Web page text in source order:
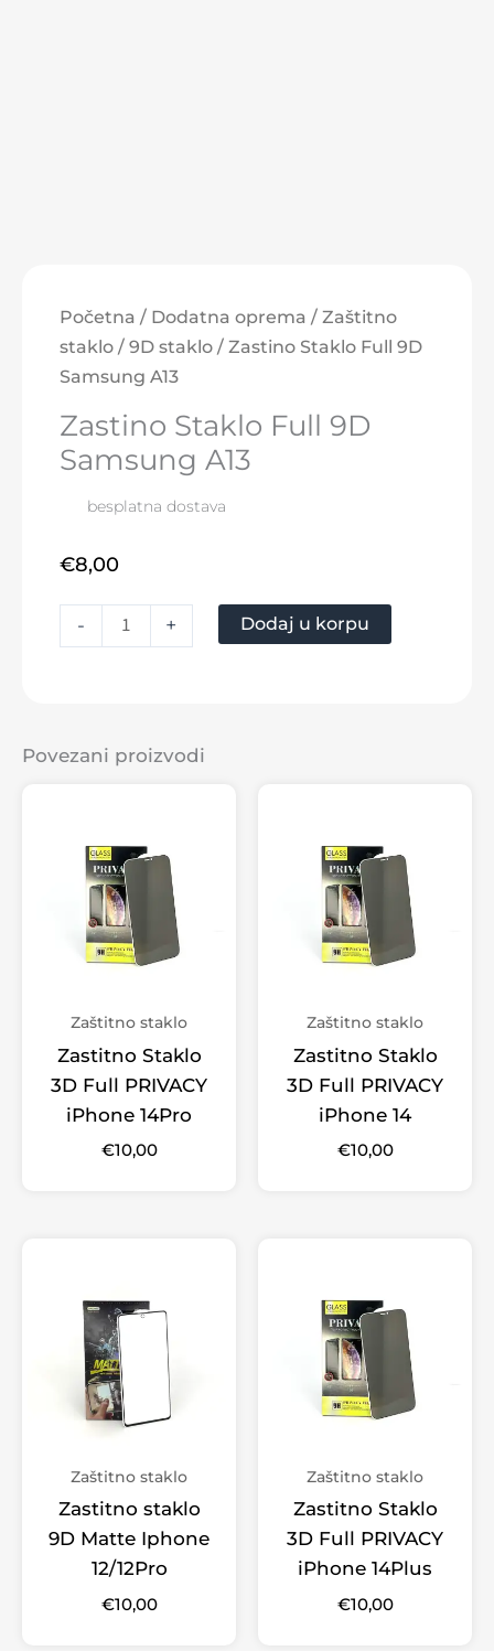
Početna / Dodatna oprema / Zaštitno
staklo / 9D staklo / Zastino Staklo Full 9D
Samsung A13
Zastino Staklo Full 9D
Samsung A13
besplatna dostava
€8,00
-
Staklo
Full
9D
A13
količina
+ Dodaj u korpu
Povezani proizvodi
Zaštitno staklo
Zastitno Staklo
3D Full PRIVACY
iPhone 14Pro
€10,00
Zaštitno staklo
Zastitno Staklo
3D Full PRIVACY
iPhone 14
€10,00
Zaštitno staklo
Zastitno staklo
9D Matte Iphone
12/12Pro
€10,00
Zaštitno staklo
Zastitno Staklo
3D Full PRIVACY
iPhone 14Plus
€10,00